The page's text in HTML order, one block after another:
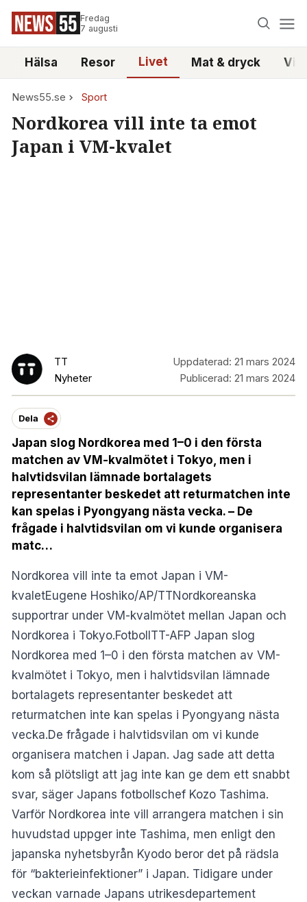
Fredag
7 augusti
Hälsa Resor Livet Mat & dryck
News55.se Sport
Nordkorea vill inte ta emot
Japan i VM-kvalet
TT
Nyheter
Uppdaterad: 21 mars 2024
Publicerad: 21 mars 2024
Dela
Japan slog Nordkorea med 1–0 i den första
matchen av VM-kvalmötet i Tokyo, men i
halvtidsvilan lämnade bortalagets
representanter beskedet att returmatchen inte
kan spelas i Pyongyang nästa vecka. – De
frågade i halvtidsvilan om vi kunde organisera
matc…
Nordkorea vill inte ta emot Japan i VM-
kvaletEugene Hoshiko/AP/TTNordkoreanska
supportrar under VM-kvalmötet mellan Japan och
Nordkorea i Tokyo.FotbollTT-AFP Japan slog
Nordkorea med 1–0 i den första matchen av VM-
kvalmötet i Tokyo, men i halvtidsvilan lämnade
bortalagets representanter beskedet att
returmatchen inte kan spelas i Pyongyang nästa
vecka.De frågade i halvtidsvilan om vi kunde
organisera matchen i Japan. Jag sade att detta
kom så plötsligt att jag inte kan ge dem ett snabbt
svar, säger Japans fotbollschef Kozo Tashima.
Varför Nordkorea inte vill arrangera matchen i sin
huvudstad uppger inte Tashima, men enligt den
japanska nyhetsbyrån Kyodo beror det på rädsla
för “bakterieinfektioner” i Japan. Tidigare under
veckan varnade Japans utrikesdepartement